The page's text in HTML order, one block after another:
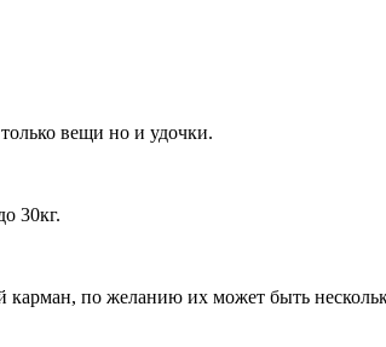
вещи но и удочки.
30кг.
карман, по желанию их может быть